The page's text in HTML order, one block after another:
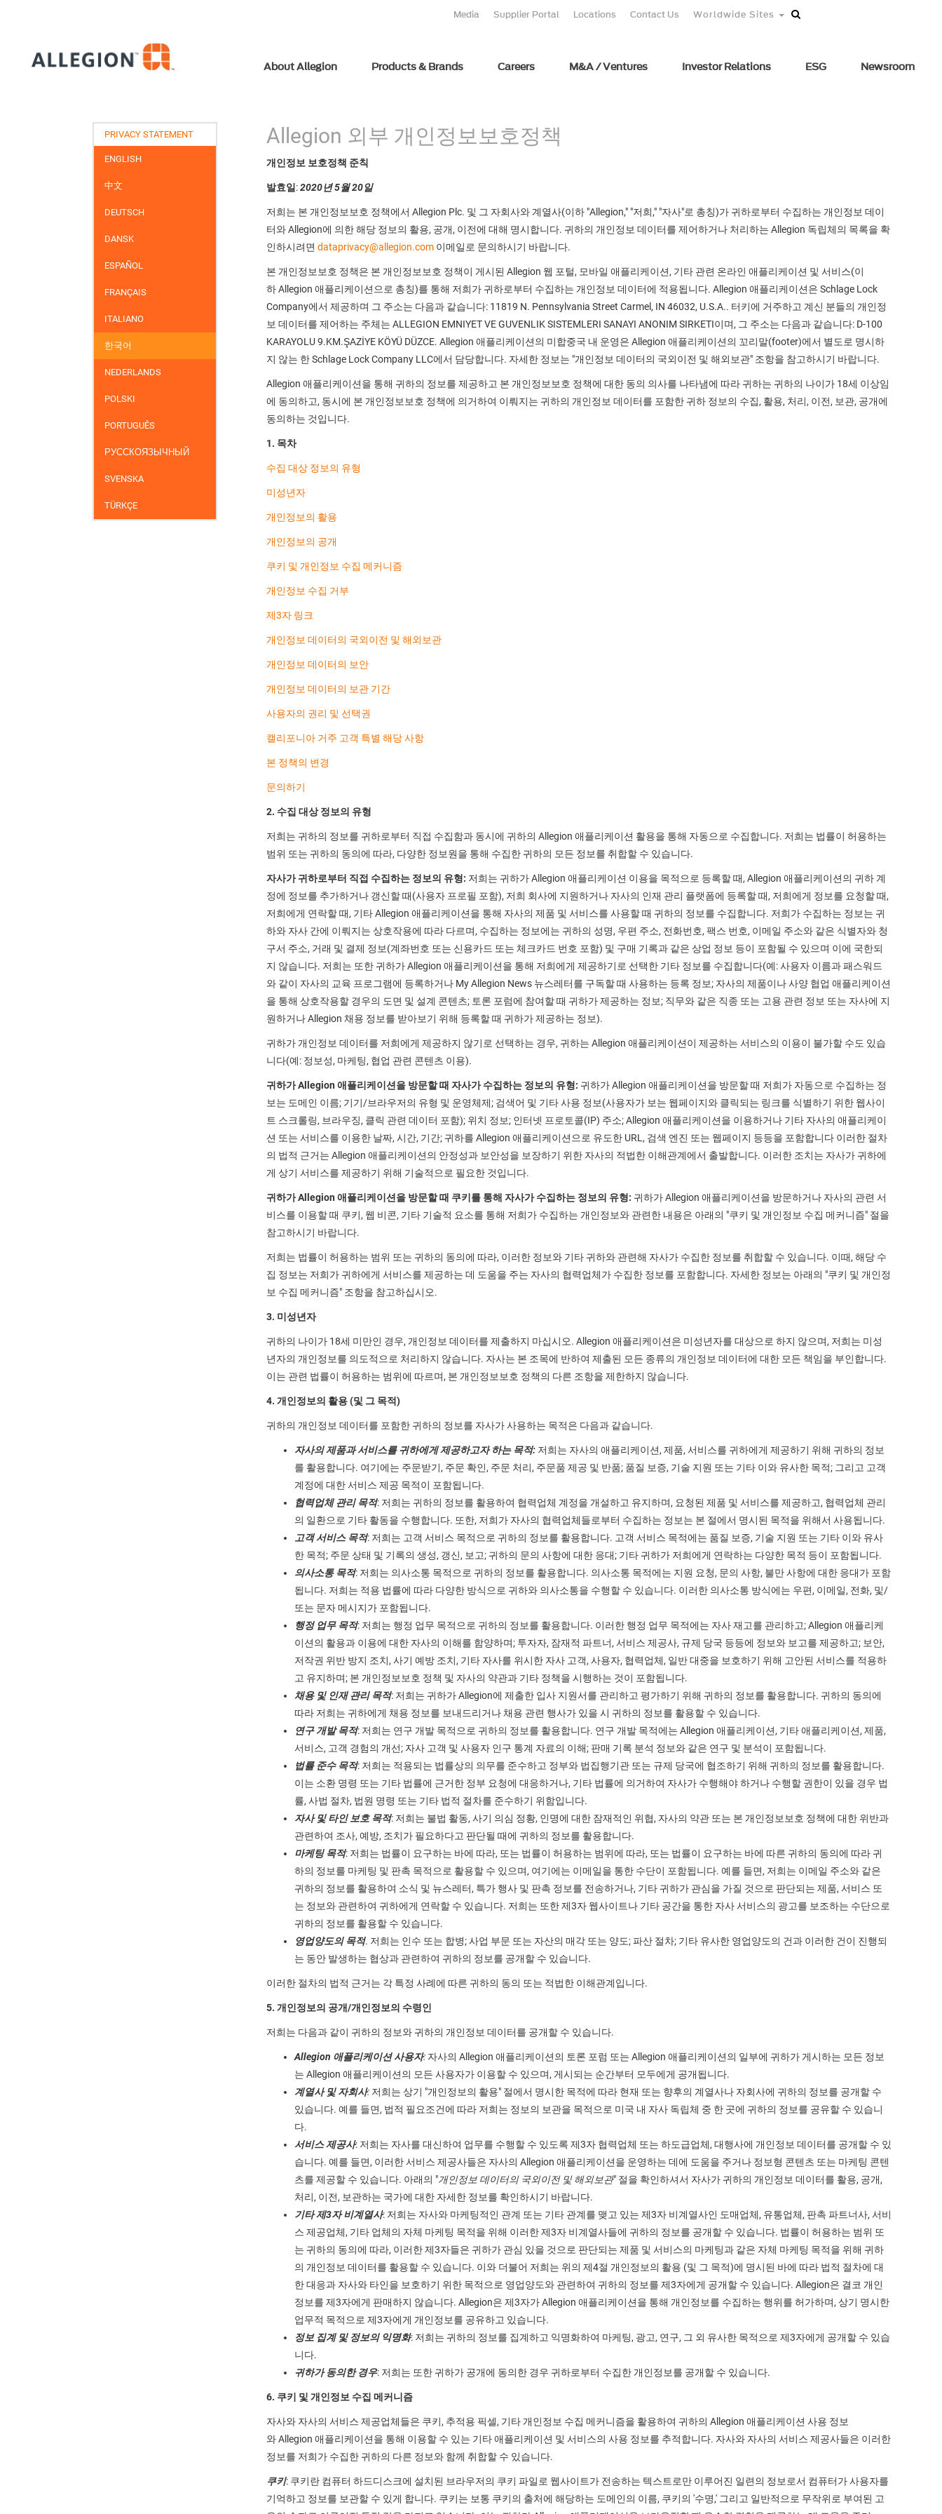
Media Supplier Portal Locations Contact Us Worldwide Sites
About Allegion Products & Brands Careers M&A / Ventures Investor Relations ESG Newsroom
PRIVACY STATEMENT
ENGLISH
中文
DEUTSCH
DANSK
ESPAÑOL
FRANÇAIS
ITALIANO
한국어
NEDERLANDS
POLSKI
PORTUGUÊS
РУССКОЯЗЫЧНЫЙ
SVENSKA
TÜRKÇE
Allegion 외부 개인정보보호정책
개인정보 보호정책 준칙
발효일 :2020년 5월 20일
저희는 본 개인정보보호 정책에서 Allegion Plc. 및 그 자회사와 계열사(이하 "Allegion," "저희," "자사"로 총칭)가 귀하로부터 수집하는 개인정보 데이
터와 Allegion에 의한 해당 정보의 활용, 공개, 이전에 대해 명시합니다. 귀하의 개인정보 데이터를 제어하거나 처리하는 Allegion 독립체의 목록을 확
인하시려면 dataprivacy@allegion.com이메일로 문의하시기 바랍니다.
본 개인정보보호 정책은 본 개인정보보호 정책이 게시된 Allegion 웹 포털, 모바일 애플리케이션, 기타 관련 온라인 애플리케이션 및 서비스(이
하 Allegion 애플리케이션으로 총칭)를 통해 저희가 귀하로부터 수집하는 개인정보 데이터에 적용됩니다. Allegion 애플리케이션은 Schlage Lock
Company에서 제공하며 그 주소는 다음과 같습니다: 11819 N. Pennsylvania Street Carmel, IN 46032, U.S.A.. 터키에 거주하고 계신 분들의 개인정
보 데이터를 제어하는 주체는 ALLEGION EMNIYET VE GUVENLIK SISTEMLERI SANAYI ANONIM SIRKETI이며, 그 주소는 다음과 같습니다: D-100
KARAYOLU 9.KM.ŞAZİYE KÖYÜ DÜZCE. Allegion 애플리케이션의 미합중국 내 운영은 Allegion 애플리케이션의 꼬리말(footer)에서 별도로 명시하
지 않는 한 Schlage Lock Company LLC에서 담당합니다. 자세한 정보는 "개인정보 데이터의 국외이전 및 해외보관" 조항을 참고하시기 바랍니다.
Allegion 애플리케이션을 통해 귀하의 정보를 제공하고 본 개인정보보호 정책에 대한 동의 의사를 나타냄에 따라 귀하는 귀하의 나이가 18세 이상임
에 동의하고, 동시에 본 개인정보보호 정책에 의거하여 이뤄지는 귀하의 개인정보 데이터를 포함한 귀하 정보의 수집, 활용, 처리, 이전, 보관, 공개에
동의하는 것입니다.
1. 목차
수집 대상 정보의 유형
미성년자
개인정보의 활용
개인정보의 공개
쿠키 및 개인정보 수집 메커니즘
개인정보 수집 거부
제3자 링크
개인정보 데이터의 국외이전 및 해외보관
개인정보 데이터의 보안
개인정보 데이터의 보관 기간
사용자의 권리 및 선택권
캘리포니아 거주 고객 특별 해당 사항
본 정책의 변경
문의하기
2. 수집 대상 정보의 유형
저희는 귀하의 정보를 귀하로부터 직접 수집함과 동시에 귀하의 Allegion 애플리케이션 활용을 통해 자동으로 수집합니다. 저희는 법률이 허용하는
범위 또는 귀하의 동의에 따라, 다양한 정보원을 통해 수집한 귀하의 모든 정보를 취합할 수 있습니다.
자사가 귀하로부터 직접 수집하는 정보의 유형: 저희는 귀하가 Allegion 애플리케이션 이용을 목적으로 등록할 때, Allegion 애플리케이션의 귀하 계
정에 정보를 추가하거나 갱신할 때(사용자 프로필 포함), 저희 회사에 지원하거나 자사의 인재 관리 플랫폼에 등록할 때, 저희에게 정보를 요청할 때,
저희에게 연락할 때, 기타 Allegion 애플리케이션을 통해 자사의 제품 및 서비스를 사용할 때 귀하의 정보를 수집합니다. 저희가 수집하는 정보는 귀
하와 자사 간에 이뤄지는 상호작용에 따라 다르며, 수집하는 정보에는 귀하의 성명, 우편 주소, 전화번호, 팩스 번호, 이메일 주소와 같은 식별자와 청
구서 주소, 거래 및 결제 정보(계좌번호 또는 신용카드 또는 체크카드 번호 포함) 및 구매 기록과 같은 상업 정보 등이 포함될 수 있으며 이에 국한되
지 않습니다. 저희는 또한 귀하가 Allegion 애플리케이션을 통해 저희에게 제공하기로 선택한 기타 정보를 수집합니다(예: 사용자 이름과 패스워드
와 같이 자사의 교육 프로그램에 등록하거나 My Allegion News 뉴스레터를 구독할 때 사용하는 등록 정보; 자사의 제품이나 사양 협업 애플리케이션
을 통해 상호작용할 경우의 도면 및 설계 콘텐츠; 토론 포럼에 참여할 때 귀하가 제공하는 정보; 직무와 같은 직종 또는 고용 관련 정보 또는 자사에 지
원하거나 Allegion 채용 정보를 받아보기 위해 등록할 때 귀하가 제공하는 정보).
귀하가 개인정보 데이터를 저희에게 제공하지 않기로 선택하는 경우, 귀하는 Allegion 애플리케이션이 제공하는 서비스의 이용이 불가할 수도 있습
니다(예: 정보성, 마케팅, 협업 관련 콘텐츠 이용).
귀하가 Allegion 애플리케이션을 방문할 때 자사가 수집하는 정보의 유형: 귀하가 Allegion 애플리케이션을 방문할 때 저희가 자동으로 수집하는 정
보는 도메인 이름; 기기/브라우저의 유형 및 운영체제; 검색어 및 기타 사용 정보(사용자가 보는 웹페이지와 클릭되는 링크를 식별하기 위한 웹사이
트 스크롤링, 브라우징, 클릭 관련 데이터 포함); 위치 정보; 인터넷 프로토콜(IP) 주소; Allegion 애플리케이션을 이용하거나 기타 자사의 애플리케이
션 또는 서비스를 이용한 날짜, 시간, 기간; 귀하를 Allegion 애플리케이션으로 유도한 URL, 검색 엔진 또는 웹페이지 등등을 포함합니다 이러한 절차
의 법적 근거는 Allegion 애플리케이션의 안정성과 보안성을 보장하기 위한 자사의 적법한 이해관계에서 출발합니다. 이러한 조치는 자사가 귀하에
게 상기 서비스를 제공하기 위해 기술적으로 필요한 것입니다.
귀하가 Allegion 애플리케이션을 방문할 때 쿠키를 통해 자사가 수집하는 정보의 유형: 귀하가 Allegion 애플리케이션을 방문하거나 자사의 관련 서
비스를 이용할 때 쿠키, 웹 비콘, 기타 기술적 요소를 통해 저희가 수집하는 개인정보와 관련한 내용은 아래의 "쿠키 및 개인정보 수집 메커니즘" 절을
참고하시기 바랍니다.
저희는 법률이 허용하는 범위 또는 귀하의 동의에 따라, 이러한 정보와 기타 귀하와 관련해 자사가 수집한 정보를 취합할 수 있습니다. 이때, 해당 수
집 정보는 저희가 귀하에게 서비스를 제공하는 데 도움을 주는 자사의 협력업체가 수집한 정보를 포함합니다. 자세한 정보는 아래의 "쿠키 및 개인정
보 수집 메커니즘" 조항을 참고하십시오.
3. 미성년자
귀하의 나이가 18세 미만인 경우, 개인정보 데이터를 제출하지 마십시오. Allegion 애플리케이션은 미성년자를 대상으로 하지 않으며, 저희는 미성
년자의 개인정보를 의도적으로 처리하지 않습니다. 자사는 본 조목에 반하여 제출된 모든 종류의 개인정보 데이터에 대한 모든 책임을 부인합니다.
이는 관련 법률이 허용하는 범위에 따르며, 본 개인정보보호 정책의 다른 조항을 제한하지 않습니다.
4. 개인정보의 활용 (및 그 목적)
귀하의 개인정보 데이터를 포함한 귀하의 정보를 자사가 사용하는 목적은 다음과 같습니다.
자사의 제품과 서비스를 귀하에게 제공하고자 하는 목적: 저희는 자사의 애플리케이션, 제품, 서비스를 귀하에게 제공하기 위해 귀하의 정보
를 활용합니다. 여기에는 주문받기, 주문 확인, 주문 처리, 주문품 제공 및 반품; 품질 보증, 기술 지원 또는 기타 이와 유사한 목적; 그리고 고객
계정에 대한 서비스 제공 목적이 포함됩니다.
협력업체 관리 목적: 저희는 귀하의 정보를 활용하여 협력업체 계정을 개설하고 유지하며, 요청된 제품 및 서비스를 제공하고, 협력업체 관리
의 일환으로 기타 활동을 수행합니다. 또한, 저희가 자사의 협력업체들로부터 수집하는 정보는 본 절에서 명시된 목적을 위해서 사용됩니다.
고객 서비스 목적: 저희는 고객 서비스 목적으로 귀하의 정보를 활용합니다. 고객 서비스 목적에는 품질 보증, 기술 지원 또는 기타 이와 유사
한 목적; 주문 상태 및 기록의 생성, 갱신, 보고; 귀하의 문의 사항에 대한 응대; 기타 귀하가 저희에게 연락하는 다양한 목적 등이 포함됩니다.
의사소통 목적: 저희는 의사소통 목적으로 귀하의 정보를 활용합니다. 의사소통 목적에는 지원 요청, 문의 사항, 불만 사항에 대한 응대가 포함
됩니다. 저희는 적용 법률에 따라 다양한 방식으로 귀하와 의사소통을 수행할 수 있습니다. 이러한 의사소통 방식에는 우편, 이메일, 전화, 및/
또는 문자 메시지가 포함됩니다.
행정 업무 목적: 저희는 행정 업무 목적으로 귀하의 정보를 활용합니다. 이러한 행정 업무 목적에는 자사 재고를 관리하고; Allegion 애플리케
이션의 활용과 이용에 대한 자사의 이해를 함양하며; 투자자, 잠재적 파트너, 서비스 제공사, 규제 당국 등등에 정보와 보고를 제공하고; 보안,
저작권 위반 방지 조치, 사기 예방 조치, 기타 자사를 위시한 자사 고객, 사용자, 협력업체, 일반 대중을 보호하기 위해 고안된 서비스를 적용하
고 유지하며; 본 개인정보보호 정책 및 자사의 약관과 기타 정책을 시행하는 것이 포함됩니다.
채용 및 인재 관리 목적: 저희는 귀하가 Allegion에 제출한 입사 지원서를 관리하고 평가하기 위해 귀하의 정보를 활용합니다. 귀하의 동의에
따라 저희는 귀하에게 채용 정보를 보내드리거나 채용 관련 행사가 있을 시 귀하의 정보를 활용할 수 있습니다.
연구 개발 목적: 저희는 연구 개발 목적으로 귀하의 정보를 활용합니다. 연구 개발 목적에는 Allegion 애플리케이션, 기타 애플리케이션, 제품,
서비스, 고객 경험의 개선; 자사 고객 및 사용자 인구 통계 자료의 이해; 판매 기록 분석 정보와 같은 연구 및 분석이 포함됩니다.
법률 준수 목적: 저희는 적용되는 법률상의 의무를 준수하고 정부와 법집행기관 또는 규제 당국에 협조하기 위해 귀하의 정보를 활용합니다.
이는 소환 명령 또는 기타 법률에 근거한 정부 요청에 대응하거나, 기타 법률에 의거하여 자사가 수행해야 하거나 수행할 권한이 있을 경우 법
률, 사법 절차, 법원 명령 또는 기타 법적 절차를 준수하기 위함입니다.
자사 및 타인 보호 목적: 저희는 불법 활동, 사기 의심 정황, 인명에 대한 잠재적인 위협, 자사의 약관 또는 본 개인정보보호 정책에 대한 위반과
관련하여 조사, 예방, 조치가 필요하다고 판단될 때에 귀하의 정보를 활용합니다.
마케팅 목적: 저희는 법률이 요구하는 바에 따라, 또는 법률이 허용하는 범위에 따라, 또는 법률이 요구하는 바에 따른 귀하의 동의에 따라 귀
하의 정보를 마케팅 및 판촉 목적으로 활용할 수 있으며, 여기에는 이메일을 통한 수단이 포함됩니다. 예를 들면, 저희는 이메일 주소와 같은
귀하의 정보를 활용하여 소식 및 뉴스레터, 특가 행사 및 판촉 정보를 전송하거나, 기타 귀하가 관심을 가질 것으로 판단되는 제품, 서비스 또
는 정보와 관련하여 귀하에게 연락할 수 있습니다. 저희는 또한 제3자 웹사이트나 기타 공간을 통한 자사 서비스의 광고를 보조하는 수단으로
귀하의 정보를 활용할 수 있습니다.
영업양도의 목적. 저희는 인수 또는 합병; 사업 부문 또는 자산의 매각 또는 양도; 파산 절차; 기타 유사한 영업양도의 건과 이러한 건이 진행되
는 동안 발생하는 협상과 관련하여 귀하의 정보를 공개할 수 있습니다.
이러한 절차의 법적 근거는 각 특정 사례에 따른 귀하의 동의 또는 적법한 이해관계입니다.
5. 개인정보의 공개/개인정보의 수령인
저희는 다음과 같이 귀하의 정보와 귀하의 개인정보 데이터를 공개할 수 있습니다.
Allegion 애플리케이션 사용자: 자사의 Allegion 애플리케이션의 토론 포럼 또는 Allegion 애플리케이션의 일부에 귀하가 게시하는 모든 정보
는 Allegion 애플리케이션의 모든 사용자가 이용할 수 있으며, 게시되는 순간부터 모두에게 공개됩니다.
계열사 및 자회사: 저희는 상기 "개인정보의 활용" 절에서 명시한 목적에 따라 현재 또는 향후의 계열사나 자회사에 귀하의 정보를 공개할 수
있습니다. 예를 들면, 법적 필요조건에 따라 저희는 정보의 보관을 목적으로 미국 내 자사 독립체 중 한 곳에 귀하의 정보를 공유할 수 있습니
다.
서비스 제공사: 저희는 자사를 대신하여 업무를 수행할 수 있도록 제3자 협력업체 또는 하도급업체, 대행사에 개인정보 데이터를 공개할 수 있
습니다. 예를 들면, 이러한 서비스 제공사들은 자사의 Allegion 애플리케이션을 운영하는 데에 도움을 주거나 정보형 콘텐츠 또는 마케팅 콘텐
츠를 제공할 수 있습니다. 아래의 "개인정보 데이터의 국외이전 및 해외보관" 절을 확인하셔서 자사가 귀하의 개인정보 데이터를 활용, 공개,
처리, 이전, 보관하는 국가에 대한 자세한 정보를 확인하시기 바랍니다.
기타 제3자 비계열사: 저희는 자사와 마케팅적인 관계 또는 기타 관계를 맺고 있는 제3자 비계열사인 도매업체, 유통업체, 판촉 파트너사, 서비
스 제공업체, 기타 업체의 자체 마케팅 목적을 위해 이러한 제3자 비계열사들에 귀하의 정보를 공개할 수 있습니다. 법률이 허용하는 범위 또
는 귀하의 동의에 따라, 이러한 제3자들은 귀하가 관심 있을 것으로 판단되는 제품 및 서비스의 마케팅과 같은 자체 마케팅 목적을 위해 귀하
의 개인정보 데이터를 활용할 수 있습니다. 이와 더불어 저희는 위의 제4절 개인정보의 활용 (및 그 목적)에 명시된 바에 따라 법적 절차에 대
한 대응과 자사와 타인을 보호하기 위한 목적으로 영업양도와 관련하여 귀하의 정보를 제3자에게 공개할 수 있습니다. Allegion은 결코 개인
정보를 제3자에게 판매하지 않습니다. Allegion은 제3자가 Allegion 애플리케이션을 통해 개인정보를 수집하는 행위를 허가하며, 상기 명시한
업무적 목적으로 제3자에게 개인정보를 공유하고 있습니다.
정보 집계 및 정보의 익명화: 저희는 귀하의 정보를 집계하고 익명화하여 마케팅, 광고, 연구, 그 외 유사한 목적으로 제3자에게 공개할 수 있습
니다.
귀하가 동의한 경우: 저희는 또한 귀하가 공개에 동의한 경우 귀하로부터 수집한 개인정보를 공개할 수 있습니다.
6. 쿠키 및 개인정보 수집 메커니즘
자사와 자사의 서비스 제공업체들은 쿠키, 추적용 픽셀, 기타 개인정보 수집 메커니즘을 활용하여 귀하의 Allegion 애플리케이션 사용 정보
와 Allegion 애플리케이션을 통해 이용할 수 있는 기타 애플리케이션 및 서비스의 사용 정보를 추적합니다. 자사와 자사의 서비스 제공사들은 이러한
정보를 저희가 수집한 귀하의 다른 정보와 함께 취합할 수 있습니다.
쿠키: 쿠키란 컴퓨터 하드디스크에 설치된 브라우저의 쿠키 파일로 웹사이트가 전송하는 텍스트로만 이루어진 일련의 정보로서 컴퓨터가 사용자를
기억하고 정보를 보관할 수 있게 합니다. 쿠키는 보통 쿠키의 출처에 해당하는 도메인의 이름, 쿠키의 '수명,' 그리고 일반적으로 무작위로 부여된 고